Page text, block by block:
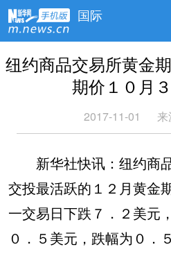
国际
纽约商品交易所黄金
期价１０月
2017-11-01 来
新华社快讯：纽约商
交投最活跃的１２月黄金
一交易日下跌７．２美元
０．５美元，跌幅为０．